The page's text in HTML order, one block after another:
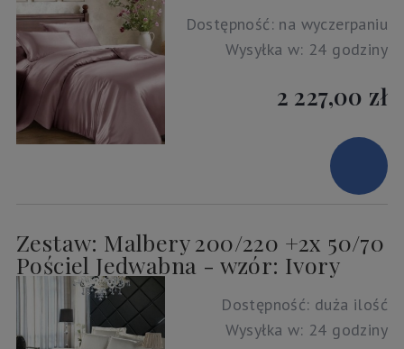
Dostępność: na wyczerpaniu
Wysyłka w: 24 godziny
2 227,00 zł
Zestaw: Malbery 200/220 +2x 50/70
Pościel Jedwabna - wzór: Ivory
Dostępność: duża ilość
Wysyłka w: 24 godziny